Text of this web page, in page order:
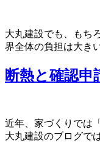
大丸建設でも、もち
界全体の負担は大き
断熱と確認
近年、家づくりでは
大丸建設のブログで